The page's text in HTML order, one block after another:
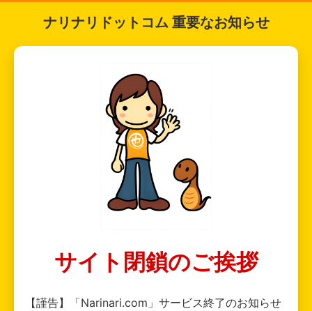
ナリナリドットコム 重要なお知らせ
サイト閉鎖のご挨拶
【謹告】「Narinari.com」サービス終了のお知らせ